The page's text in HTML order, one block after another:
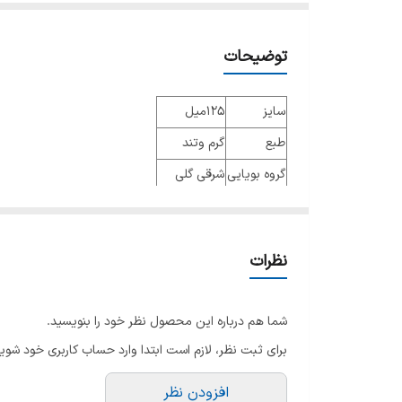
توضیحات
سایز
125میل
طبع
گرم وتند
گروه بویاییشرقی گلی
نوع عطر
ماندگاری
بسیار خوب
پراکندگی
خوب
نظرات
شما هم درباره این محصول نظر خود را بنویسید.
برای ثبت نظر، لازم است ابتدا وارد حساب کاربری خود
افزودن نظر